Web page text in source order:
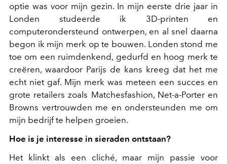
optie was voor mijn gezin. In mijn eerste drie jaar in
Londen studeerde ik 3D-printen en
computerondersteund ontwerpen, en al snel daarna
begon ik mijn merk op te bouwen. Londen stond me
toe om een ruimdenkend, gedurfd en hoog merk te
creëren, waardoor Parijs de kans kreeg dat het me
echt niet gaf. Mijn merk was meteen een succes en
grote retailers zoals Matchesfashion, Net-a-Porter en
Browns vertrouwden me en ondersteunden me om
mijn bedrijf te helpen groeien.
Hoe is je interesse in sieraden ontstaan?
Het klinkt als een cliché, maar mijn passie voor